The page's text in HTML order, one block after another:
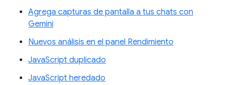
Agrega capturas de pantalla a tus chats con
Gemini
Nuevos análisis en el panel Rendimiento
JavaScript duplicado
JavaScript heredado